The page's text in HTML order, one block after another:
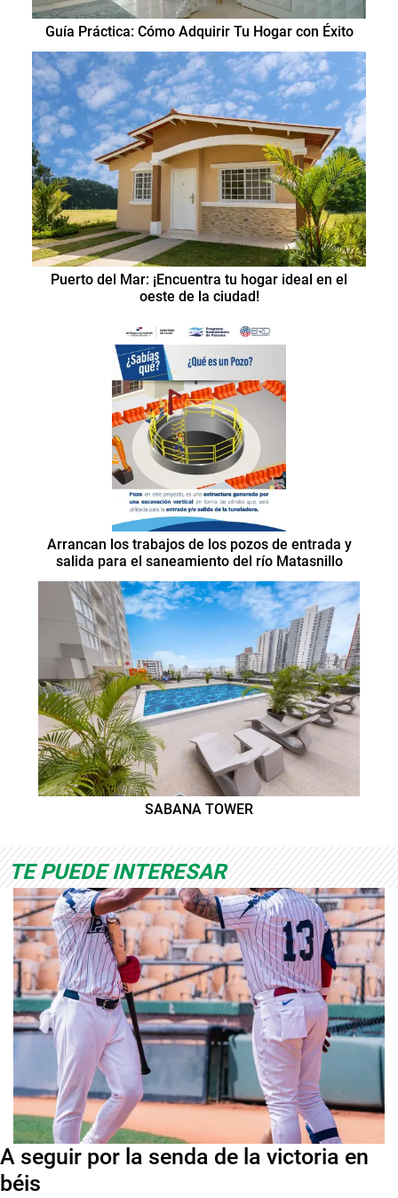
Guía Práctica: Cómo Adquirir Tu Hogar con Éxito
Puerto del Mar: ¡Encuentra tu hogar ideal en el
oeste de la ciudad!
Arrancan los trabajos de los pozos de entrada y
salida para el saneamiento del río Matasnillo
SABANA TOWER
TE PUEDE INTERESAR
A seguir por la senda de la victoria en
béis